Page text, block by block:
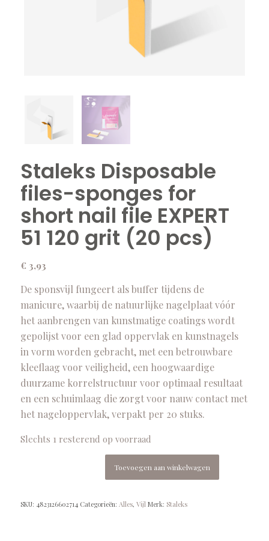
Staleks Disposable
files-sponges for
short nail file EXPERT
51 120 grit (20 pcs)
€ 3,93
De sponsvijl fungeert als buffer tijdens de
manicure, waarbij de natuurlijke nagelplaat vóór
het aanbrengen van kunstmatige coatings wordt
gepolijst voor een glad oppervlak en kunstnagels
in vorm worden gebracht, met een betrouwbare
kleeflaag voor veiligheid, een hoogwaardige
duurzame korrelstructuur voor optimaal resultaat
en een schuimlaag die zorgt voor nauw contact met
het nageloppervlak, verpakt per 20 stuks.
Slechts 1 resterend op voorraad
Toevoegen aan winkelwagen
SKU: 4823126602714 Categorieën: Alles, Vijl Merk: Staleks